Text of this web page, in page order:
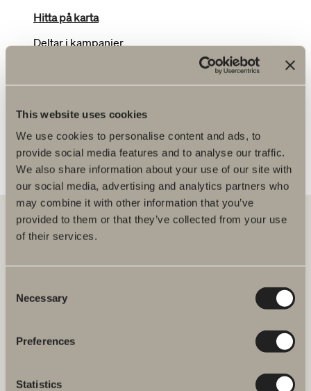
This website uses cookies
We use cookies to personalise content and ads, to
provide social media features and to analyse our traffic.
We also share information about your use of our site with
our social media, advertising and analytics partners who
may combine it with other information that you’ve
provided to them or that they’ve collected from your use
of their services.
Selection
Necessary
Preferences
Statistics
Hitta på karta
Deltar i kampanjer
tvättställ och blandare till duschar, badkar, handdukstorkar och WC.
Svedbergs i Dalstorp AB
Klicka här för att komma till